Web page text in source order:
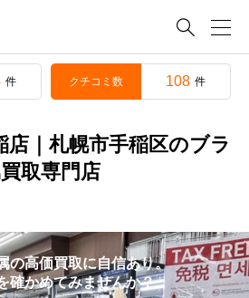

件 クチコミ数 108 件
店｜札幌市手稲区のブラ
取専門店
の高価買取に自信あり。
確かめてみませんか？